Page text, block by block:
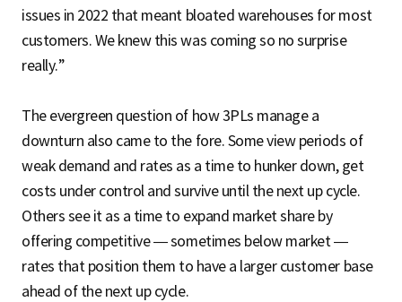
issues in 2022 that meant bloated warehouses for most
customers. We knew this was coming so no surprise
really.”
The evergreen question of how 3PLs manage a
downturn also came to the fore. Some view periods of
weak demand and rates as a time to hunker down, get
costs under control and survive until the next up cycle.
Others see it as a time to expand market share by
offering competitive — sometimes below market —
rates that position them to have a larger customer base
ahead of the next up cycle.